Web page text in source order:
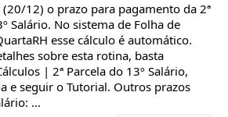
12) o prazo para pagamento da 2ª
Salário. No sistema de Folha de
esse cálculo é automático.
sobre esta rotina, basta
| 2ª Parcela do 13º Salário,
e seguir o Tutorial. Outros prazos
...